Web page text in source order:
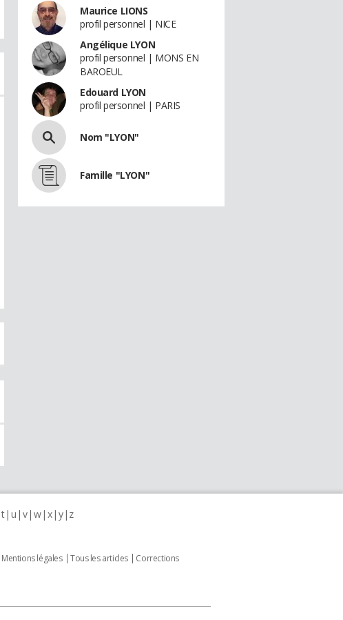
Maurice LIONS
profil personnel | NICE
Angélique LYON
profil personnel | MONS EN
BAROEUL
Edouard LYON
profil personnel | PARIS
Nom "LYON"
Famille "LYON"
t u v w x y z
Mentions légales Tous les articles
Corrections